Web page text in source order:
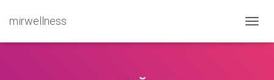
mirwellness